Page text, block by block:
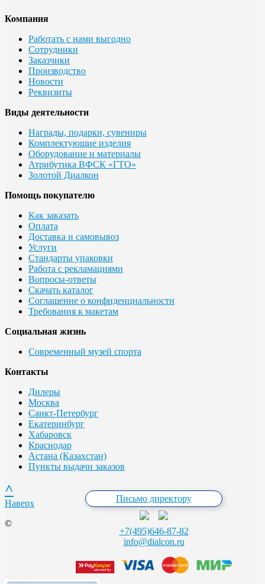
Компания
Работать с нами выгодно
Сотрудники
Заказчики
Производство
Новости
Реквизиты
Виды деятельности
Награды, подарки, сувениры
Комплектующие изделия
Оборудование и материалы
Атрибутика ВФСК «ГТО»
Золотой Диалкон
Помощь покупателю
Как заказать
Оплата
Доставка и самовывоз
Услуги
Стандарты упаковки
Работа с рекламациями
Вопросы-ответы
Скачать каталог
Соглашение о конфиденциальности
Требования к макетам
Социальная жизнь
Современный музей спорта
Контакты
Дилеры
Москва
Санкт-Петербург
Екатеринбург
Хабаровск
Краснодар
Астана (Казахстан)
Пункты выдачи заказов
Письмо директору
+7(495)646-87-82
info@dialcon.ru
^
Наверх
©